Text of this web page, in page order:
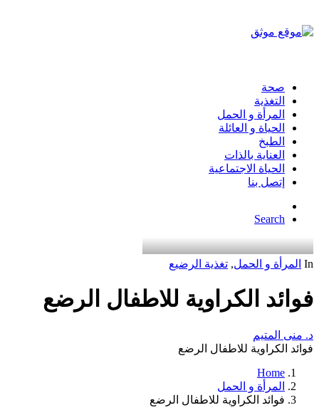
صحة
التغذية
المرأة و الحمل
الحياة و العائلة
الطبخ
العناية بالذات
الحياة الاجتماعية
إتصل بنا
Search
In المرأة و الحمل, تغذية الرضيع
فوائد الكراوية للاطفال الرضع
د. منى المتيم
فوائد الكراوية للاطفال الرضع
Home
المرأة و الحمل
فوائد الكراوية للاطفال الرضع